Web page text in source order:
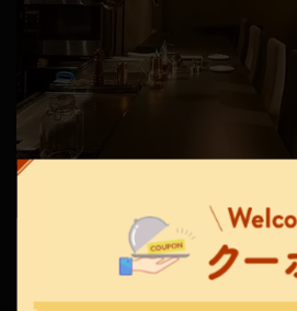
ゆったりと寛げる広々とした設計の
の前に設置された鉄板焼きで調理風景
北海道札幌市中央区南４条西５丁目８番
https://sansansapporo.owst.jp/
お店情報をコピ